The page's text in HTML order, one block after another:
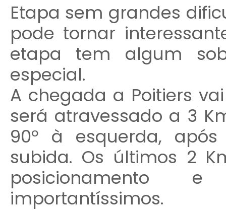
Etapa sem grandes
pode tornar
etapa tem algum
especial.
A chegada a Poitiers
será atravessado a 3
90º à esquerda,
subida. Os últimos 2
posicionamento
importantíssimos.